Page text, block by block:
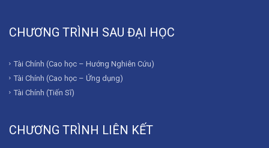
CHƯƠNG TRÌNH SAU ĐẠI HỌC
Tài Chính (Cao học – Hướng Nghiên Cứu)
Tài Chính (Cao học – Ứng dụng)
Tài Chính (Tiến Sĩ)
CHƯƠNG TRÌNH LIÊN KẾT